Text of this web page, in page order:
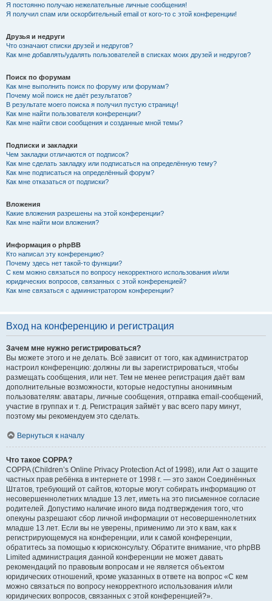
Я постоянно получаю нежелательные личные сообщения!
Я получил спам или оскорбительный email от кого-то с этой конференции!
Друзья и недруги
Что означают списки друзей и недругов?
Как мне добавлять/удалять пользователей в списках моих друзей и недругов?
Поиск по форумам
Как мне выполнить поиск по форуму или форумам?
Почему мой поиск не даёт результатов?
В результате моего поиска я получил пустую страницу!
Как мне найти пользователя конференции?
Как мне найти свои сообщения и созданные мной темы?
Подписки и закладки
Чем закладки отличаются от подписок?
Как мне сделать закладку или подписаться на определённую тему?
Как мне подписаться на определённый форум?
Как мне отказаться от подписки?
Вложения
Какие вложения разрешены на этой конференции?
Как мне найти мои вложения?
Информация о phpBB
Кто написал эту конференцию?
Почему здесь нет такой-то функции?
С кем можно связаться по вопросу некорректного использования и/или
юридических вопросов, связанных с этой конференцией?
Как мне связаться с администратором конференции?
Вход на конференцию и регистрация
Зачем мне нужно регистрироваться?
Вы можете этого и не делать. Всё зависит от того, как администратор
настроил конференцию: должны ли вы зарегистрироваться, чтобы
размещать сообщения, или нет. Тем не менее регистрация даёт вам
дополнительные возможности, которые недоступны анонимным
пользователям: аватары, личные сообщения, отправка email-сообщений,
участие в группах и т. д. Регистрация займёт у вас всего пару минут,
поэтому мы рекомендуем это сделать.
Вернуться к началу
Что такое COPPA?
COPPA (Children’s Online Privacy Protection Act of 1998), или Акт о защите
частных прав ребёнка в интернете от 1998 г. — это закон Соединённых
Штатов, требующий от сайтов, которые могут собирать информацию от
несовершеннолетних младше 13 лет, иметь на это письменное согласие
родителей. Допустимо наличие иного вида подтверждения того, что
опекуны разрешают сбор личной информации от несовершеннолетних
младше 13 лет. Если вы не уверены, применимо ли это к вам, как к
регистрирующемуся на конференции, или к самой конференции,
обратитесь за помощью к юрисконсульту. Обратите внимание, что phpBB
Limited администрация данной конференции не может давать
рекомендаций по правовым вопросам и не является объектом
юридических отношений, кроме указанных в ответе на вопрос «С кем
можно связаться по вопросу некорректного использования и/или
юридических вопросов, связанных с этой конференцией?».